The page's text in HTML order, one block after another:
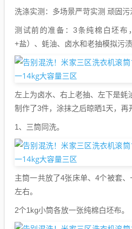
洗涤实测：多场景严苛实测 顽固
测试前的准备：3条纯棉白坯布
+盐）、蚝油、卤水和老抽模拟污渍
左上为卤水、右上老抽、左下是蚝
制作了3件，涂抹之后晾晒1天，再
1、三筒同洗。
主筒一共放了4张床单、4个被套
左右。
2个1kg小筒各放一张纯棉白坯布。